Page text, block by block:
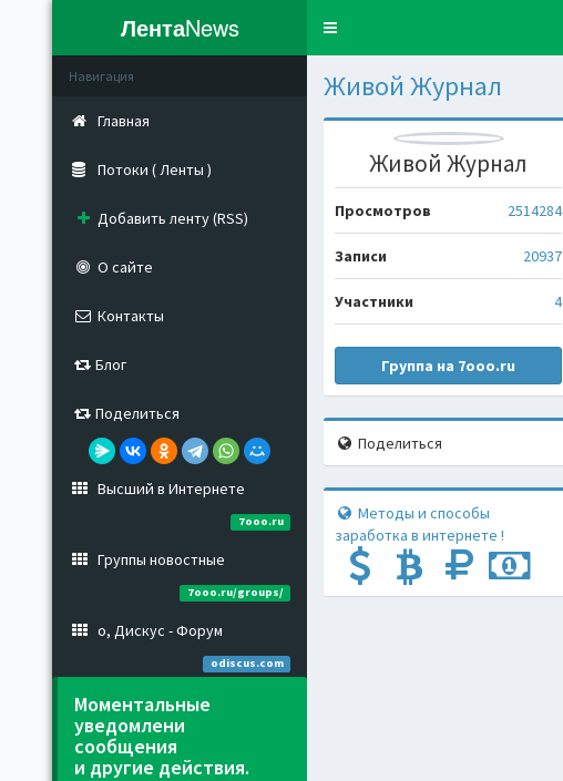
ЛентаNews
Toggle
Навигация
Главная
Потоки ( Ленты )
Добавить ленту (RSS)
О сайте
Контакты
Блог
Поделиться
Высший в Интернете
7ooo.ru
Группы новостные
7ooo.ru/groups/
о, Дискус - Форум
odiscus.com
Моментальные
уведомлени
сообщения
и другие действия.
Живой Журнал
Живой Журнал
Просмотров 2514284
Записи 20937
Участники 4
Группа на 7ooo.ru
Поделиться
Методы и способы
заработка в интернете !